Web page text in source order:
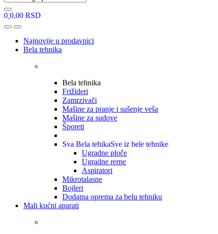
0 0,00 RSD
OpenClose
Najnovije u prodavnici
Bela tehnika
Bela tehnika
Frižideri
Zamrzivači
Mašine za pranje i sušenje veša
Mašine za sudove
Šporeti
Sva Bela tehikaSve iz bele tehnike
Ugradne ploče
Ugradne rerne
Aspiratori
Mikrotalasne
Bojleri
Dodatna oprema za belu tehniku
Mali kućni aparati